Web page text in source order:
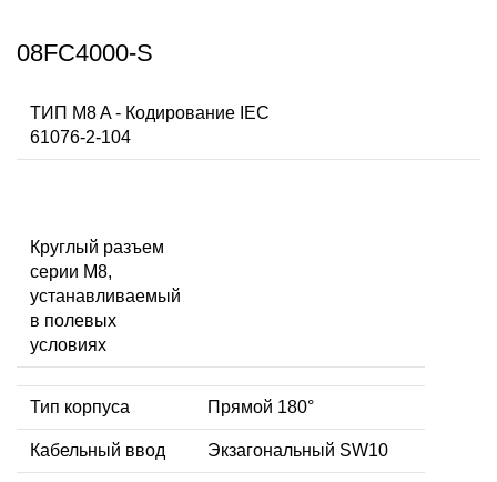
08FC4000-S
ТИП M8 A - Кодирование IEC
61076-2-104
Круглый разъем
серии M8,
устанавливаемый
в полевых
условиях
Тип корпуса Прямой 180°
Кабельный ввод Экзагональный SW10